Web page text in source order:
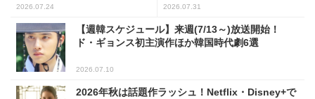
2026.07.24
マ」5選
2026.07.31
【週韓スケジュール】来週(7/13～)放送開始！
ド・ギョンス初主演作ほか韓国時代劇6選
2026.07.10
2026年秋は話題作ラッシュ！Netflix・Disney+で